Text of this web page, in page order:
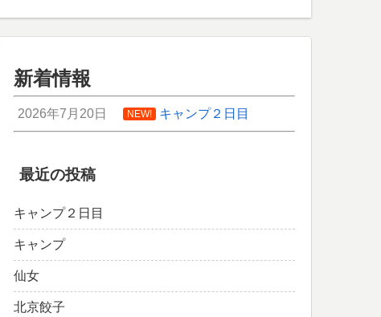
新着情報
2026年7月20日 NEW! キャンプ２日目
最近の投稿
キャンプ２日目
キャンプ
仙女
北京餃子